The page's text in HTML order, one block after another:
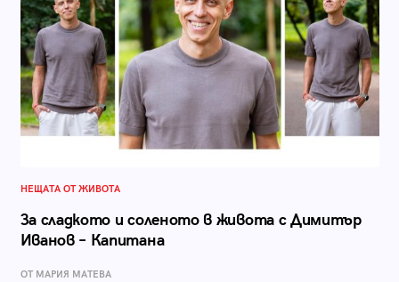
НЕЩАТА ОТ ЖИВОТА
За сладкото и соленото в живота с Димитър
Иванов – Капитана
ОТ МАРИЯ МАТЕВА